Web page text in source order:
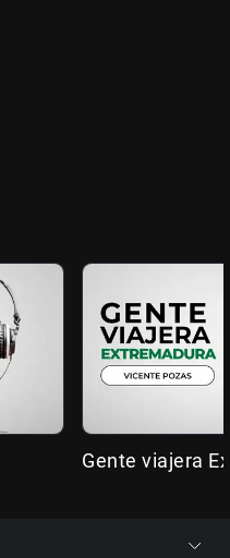
Gente viajera